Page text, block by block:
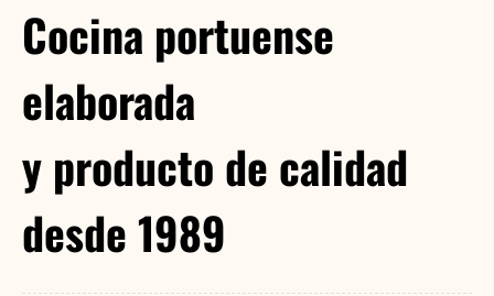
Cocina portuense
elaborada
y producto de calidad
desde 1989